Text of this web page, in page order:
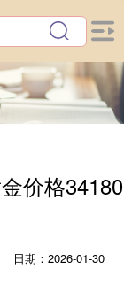
价格34180
日期：2026-01-30